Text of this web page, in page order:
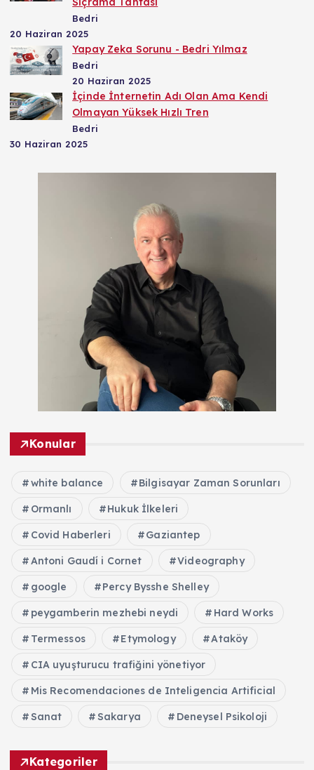
Bedri
20 Haziran 2025
Yapay Zeka Sorunu - Bedri Yılmaz
Bedri
20 Haziran 2025
İçinde İnternetin Adı Olan Ama Kendi
Olmayan Yüksek Hızlı Tren
Bedri
30 Haziran 2025
Konular
white balance Bilgisayar Zaman Sorunları
Ormanlı Hukuk İlkeleri
Covid Haberleri Gaziantep
Antoni Gaudí i Cornet Videography
google Percy Bysshe Shelley
peygamberin mezhebi neydi Hard Works
Termessos Etymology Ataköy
CIA uyuşturucu trafiğini yönetiyor
Mis Recomendaciones de Inteligencia Artificial
Sanat Sakarya Deneysel Psikoloji
Kategoriler